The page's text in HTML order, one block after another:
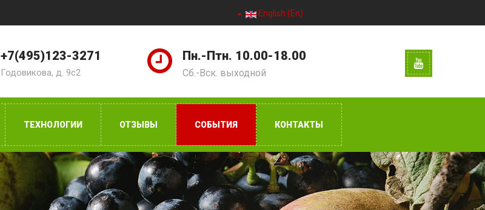
English (En)
+7(495)123-3271
Годовикова, д. 9с2
Пн.-Птн. 10.00-18.00
Сб.-Вск. выходной
ТЕХНОЛОГИИ ОТЗЫВЫ СОБЫТИЯ КОНТАКТЫ